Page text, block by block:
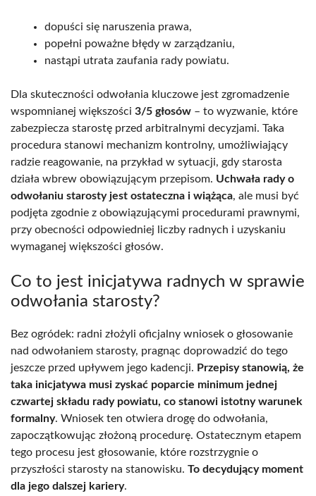
dopuści się naruszenia prawa,
popełni poważne błędy w zarządzaniu,
nastąpi utrata zaufania rady powiatu.
Dla skuteczności odwołania kluczowe jest zgromadzenie
wspomnianej większości 3/5 głosów – to wyzwanie, które
zabezpiecza starostę przed arbitralnymi decyzjami. Taka
procedura stanowi mechanizm kontrolny, umożliwiający
radzie reagowanie, na przykład w sytuacji, gdy starosta
działa wbrew obowiązującym przepisom. Uchwała rady o
odwołaniu starosty jest ostateczna i wiążąca, ale musi być
podjęta zgodnie z obowiązującymi procedurami prawnymi,
przy obecności odpowiedniej liczby radnych i uzyskaniu
wymaganej większości głosów.
Co to jest inicjatywa radnych w sprawie
odwołania starosty?
Bez ogródek: radni złożyli oficjalny wniosek o głosowanie
nad odwołaniem starosty, pragnąc doprowadzić do tego
jeszcze przed upływem jego kadencji. Przepisy stanowią, że
taka inicjatywa musi zyskać poparcie minimum jednej
czwartej składu rady powiatu, co stanowi istotny warunek
formalny. Wniosek ten otwiera drogę do odwołania,
zapoczątkowując złożoną procedurę. Ostatecznym etapem
tego procesu jest głosowanie, które rozstrzygnie o
przyszłości starosty na stanowisku. To decydujący moment
dla jego dalszej kariery.